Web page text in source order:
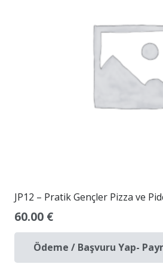
JP12 – Pratik Gençler Pizza ve
60.00 €
Ödeme / Başvuru Yap-